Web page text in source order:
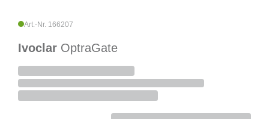
Art.-Nr. 166207
Ivoclar OptraGate